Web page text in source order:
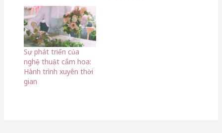
Sự phát triển của
nghệ thuật cắm hoa:
Hành trình xuyên thời
gian